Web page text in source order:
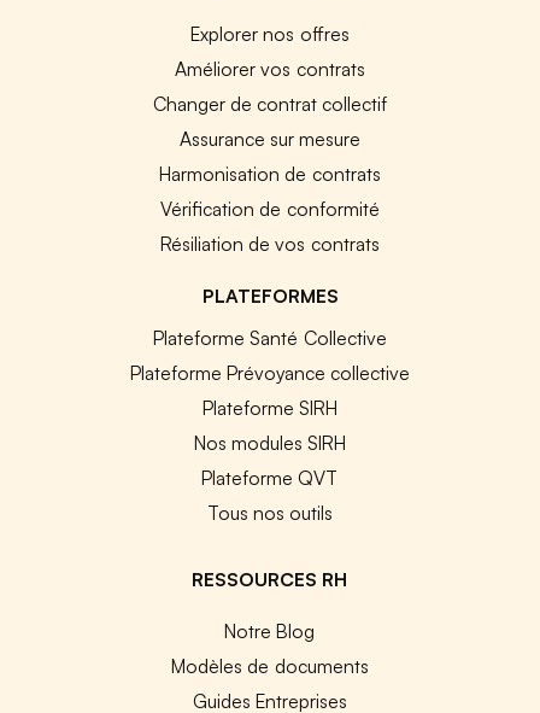
Explorer nos offres
Améliorer vos contrats
Changer de contrat collectif
Assurance sur mesure
Harmonisation de contrats
Vérification de conformité
Résiliation de vos contrats
PLATEFORMES
Plateforme Santé Collective
Plateforme Prévoyance collective
Plateforme SIRH
Nos modules SIRH
Plateforme QVT
Tous nos outils
RESSOURCES RH
Notre Blog
Modèles de documents
Guides Entreprises